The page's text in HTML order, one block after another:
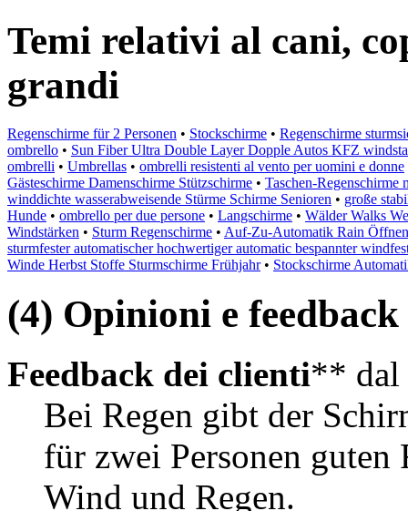
Temi relativi al cani,
grandi
Regenschirme für 2 Personen • Stockschirme • Regenschirme
ombrello • Sun Fiber Ultra Double Layer Dopple Autos KFZ
ombrelli • Umbrellas • ombrelli resistenti al vento per uomini e donne
Gästeschirme Damenschirme Stützschirme • Taschen-
winddichte wasserabweisende Stürme Schirme Senioren • große
Hunde • ombrello per due persone • Langschirme • Wälder Walks
Windstärken • Sturm Regenschirme • Auf-Zu-Automatik Rain
sturmfester automatischer hochwertiger automatic bespannter
Winde Herbst Stoffe Sturmschirme Frühjahr• Stockschirme
(4) Opinioni e
Feedback dei clienti** dal
Bei Regen gibt der
für zwei Personen guten
Wind und Regen.